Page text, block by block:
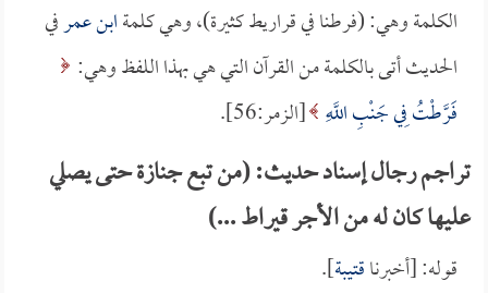
الكلمة وهي: (فرطنا في قراريط كثيرة)، وهي كلمةابن عمرفي
الحديث أتى بالكلمة من القرآن التي هي بهذا اللفظ وهي:
فَرَّطْتُ فِي جَنْبِ اللَّهِ [الزمر:56].
تراجم رجال إسناد حديث: (من تبع جنازة حتى يصلي
عليها كان له من الأجر قيراط ...)
قوله: [أخبرناقتيبة].